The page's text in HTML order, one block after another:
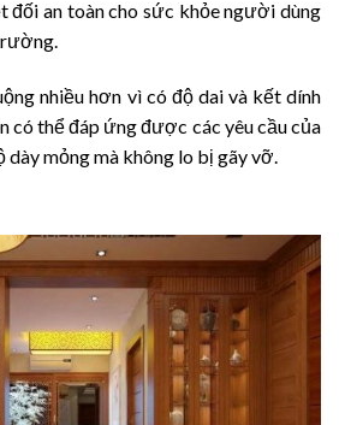
đối an toàn cho sức khỏe người dùng
nhiều hơn vì có độ dai và kết dính
có thể đáp ứng được các yêu cầu của
mỏng mà không lo bị gãy vỡ.